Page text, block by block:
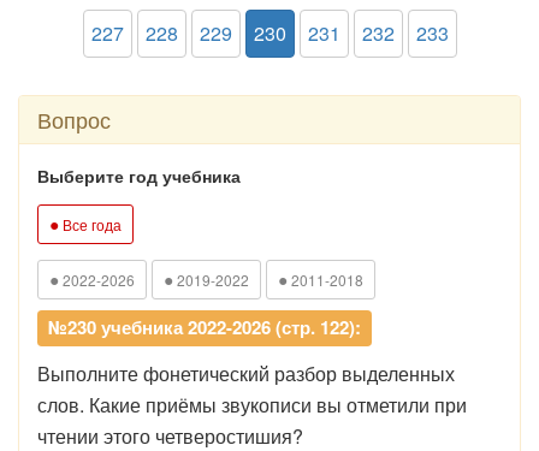
227 228 229 230 231 232 233
Вопрос
Выберите год учебника
● Все года
● 2022-2026 ● 2019-2022 ● 2011-2018
№230 учебника 2022-2026 (стр. 122):
Выполните фонетический разбор выделенных
слов. Какие приёмы звукописи вы отметили при
чтении этого четверостишия?